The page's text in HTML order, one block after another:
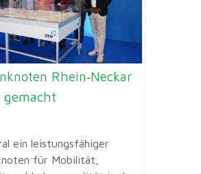
Rhein‑Neckar
gemacht
ein leistungsfähiger
für Mobilität,